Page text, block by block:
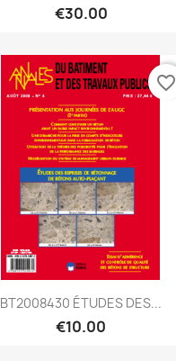
€30.00
BT2008430 ÉTUDES DES...
€10.00
favorite_border